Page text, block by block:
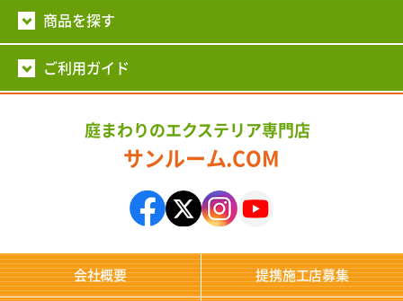
商品を探す
ご利用ガイド
庭まわりのエクステリア専門店
サンルーム.COM
会社概要 提携施工店募集